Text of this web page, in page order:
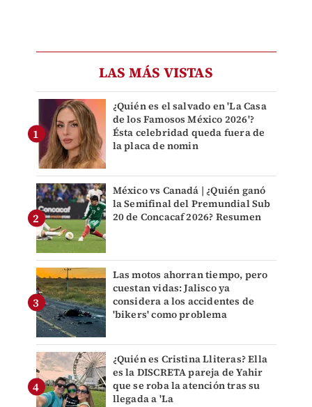
LAS MÁS VISTAS
¿Quién es el salvado en 'La Casa
de los Famosos México 2026'?
Ésta celebridad queda fuera de
la placa de nomin
México vs Canadá | ¿Quién ganó
la Semifinal del Premundial Sub
20 de Concacaf 2026? Resumen
Las motos ahorran tiempo, pero
cuestan vidas: Jalisco ya
considera a los accidentes de
'bikers' como problema
¿Quién es Cristina Lliteras? Ella
es la DISCRETA pareja de Yahir
que se roba la atención tras su
llegada a 'La